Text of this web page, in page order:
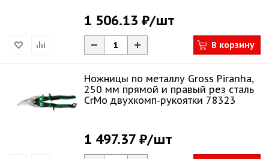
1 506.13 ₽/шт
В корзину
Ножницы по металлу Gross Piranha,
250 мм прямой и правый рез сталь
СrMo двухкомп-рукоятки 78323
1 497.37 ₽/шт